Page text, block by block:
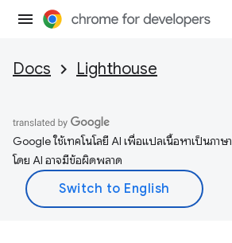
Docs Lighthouse
Google ใช้เทคโนโลยี AI เพื่อแปลเนื้อหาเป็นภา
โดย AI อาจมีข้อผิดพลาด